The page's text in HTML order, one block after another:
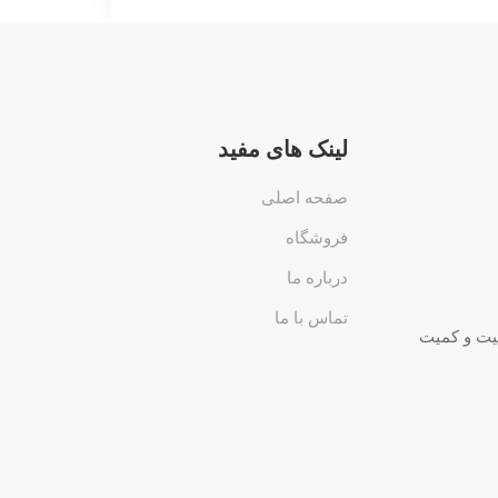
کیفیت و کمیت
لینک های مفید
صفحه اصلی
فروشگاه
درباره ما
تماس با ما